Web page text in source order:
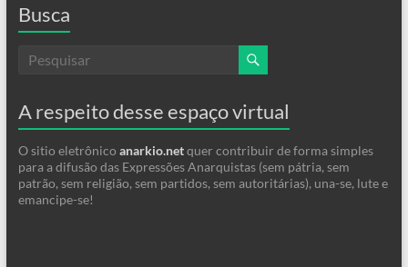
Busca
A respeito desse espaço virtual
O sitio eletrônico anarkio.netquer contribuir de forma simples
para a difusão das Expressões Anarquistas (sem pátria, sem
patrão, sem religião, sem partidos, sem autoritárias), una-se, lute e
emancipe-se!